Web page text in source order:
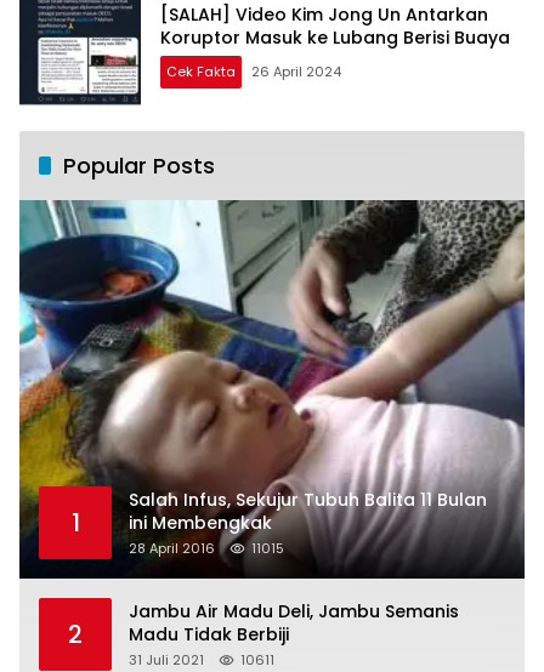
[SALAH] Video Kim Jong Un Antarkan
Koruptor Masuk ke Lubang Berisi Buaya
Cek Fakta 26 April 2024
Popular Posts
1
Salah Infus, Sekujur Tubuh Balita 11 Bulan
ini Membengkak
28 April 2016 11015
2
Jambu Air Madu Deli, Jambu Semanis
Madu Tidak Berbiji
31 Juli 2021 10611